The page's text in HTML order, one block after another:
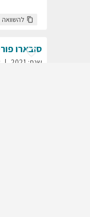
להשוואה
סובארו
שנת:
2021